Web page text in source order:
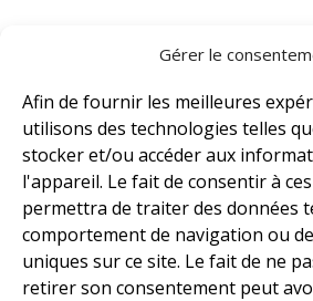
Gérer le
Afin de fournir les meilleures
utilisons des technologies telles
stocker et/ou accéder aux
l'appareil. Le fait de consentir à
permettra de traiter des données
comportement de navigation ou
uniques sur ce site. Le fait de ne
retirer son consentement peut